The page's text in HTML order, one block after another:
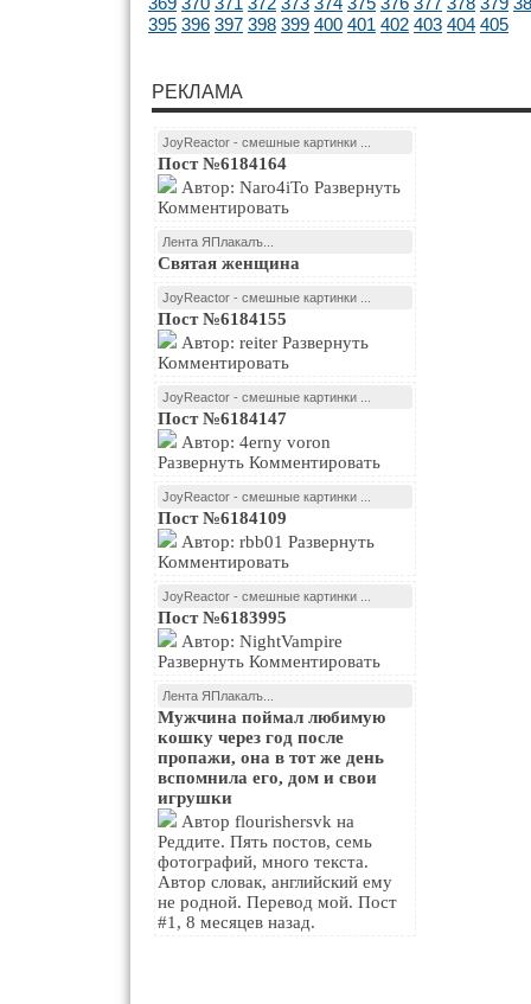
395 396 397 398 399 400 401 402 403 404 405
РЕКЛАМА
JoyReactor - смешные картинки ...
Пост №6184164
Комментировать
Лента ЯПлакалъ...
Святая женщина
JoyReactor - смешные картинки ...
Пост №6184155
Комментировать
JoyReactor - смешные картинки ...
Пост №6184147
Развернуть Комментировать
JoyReactor - смешные картинки ...
Пост №6184109
Комментировать
JoyReactor - смешные картинки ...
Пост №6183995
Развернуть Комментировать
Лента ЯПлакалъ...
Мужчина поймал любимую
кошку через год после
пропажи, она в тот же день
вспомнила его, дом и свои
игрушки
Реддите. Пять постов, семь
фотографий, много текста.
Автор словак, английский ему
не родной. Перевод мой. Пост
#1, 8 месяцев назад.